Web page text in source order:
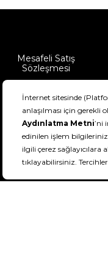
Mesafeli Satış
Sözleşmesi